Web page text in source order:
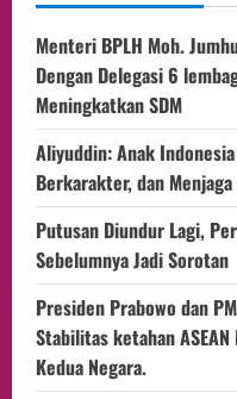
Menteri BPLH Moh.
Dengan Delegasi 6
Meningkatkan SDM
Aliyuddin: Anak
Berkarakter, dan
Putusan Diundur Lagi,
Sebelumnya Jadi Sorotan
Presiden Prabowo dan
Stabilitas ketahan
Kedua Negara.